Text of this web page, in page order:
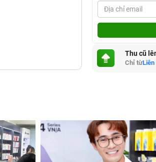
Thu cũ
Chỉ từLiên